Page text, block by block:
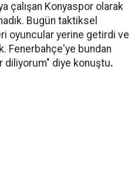
çalışan Konyaspor olarak
Bugün taktiksel
oyuncular yerine getirdi ve
Fenerbahçe'ye bundan
diliyorum" diye konuştu.